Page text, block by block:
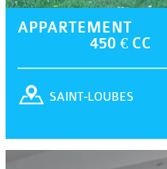
APPARTEMENT
450 € CC
SAINT-LOUBES